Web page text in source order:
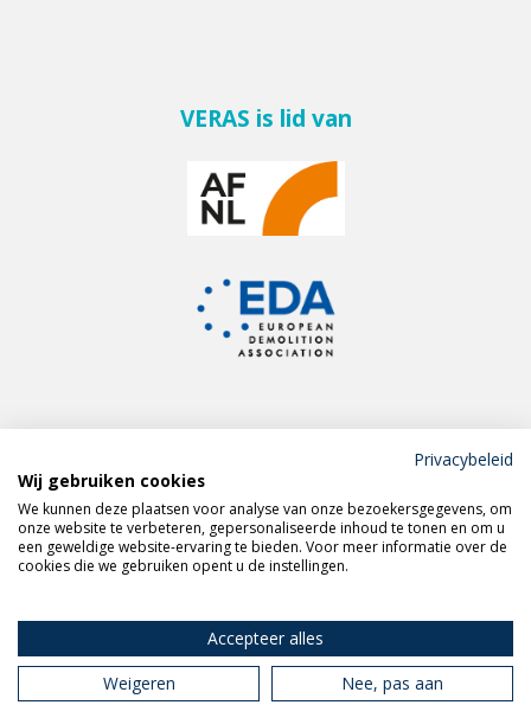
VERAS is lid van
Meld je aan voor de
VERAS nieuwsbrief
Volg VERAS op
Privacybeleid
Wij gebruiken cookies
We kunnen deze plaatsen voor analyse van onze bezoekersgegevens, om
onze website te verbeteren, gepersonaliseerde inhoud te tonen en om u
een geweldige website-ervaring te bieden. Voor meer informatie over de
cookies die we gebruiken opent u de instellingen.
Accepteer alles
Weigeren
Nee, pas aan